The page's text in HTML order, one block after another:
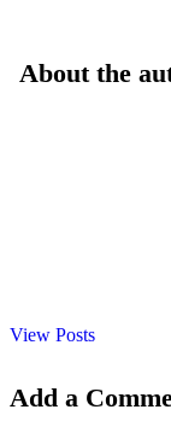
About the
View Posts
Add a